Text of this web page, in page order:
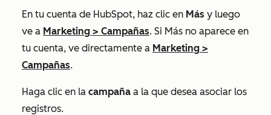
En tu cuenta de HubSpot, haz clic en Más y luego
ve a Marketing > Campañas. Si Más no aparece en
tu cuenta, ve directamente a Marketing >
Campañas.
Haga clic en la campaña a la que desea asociar los
registros.